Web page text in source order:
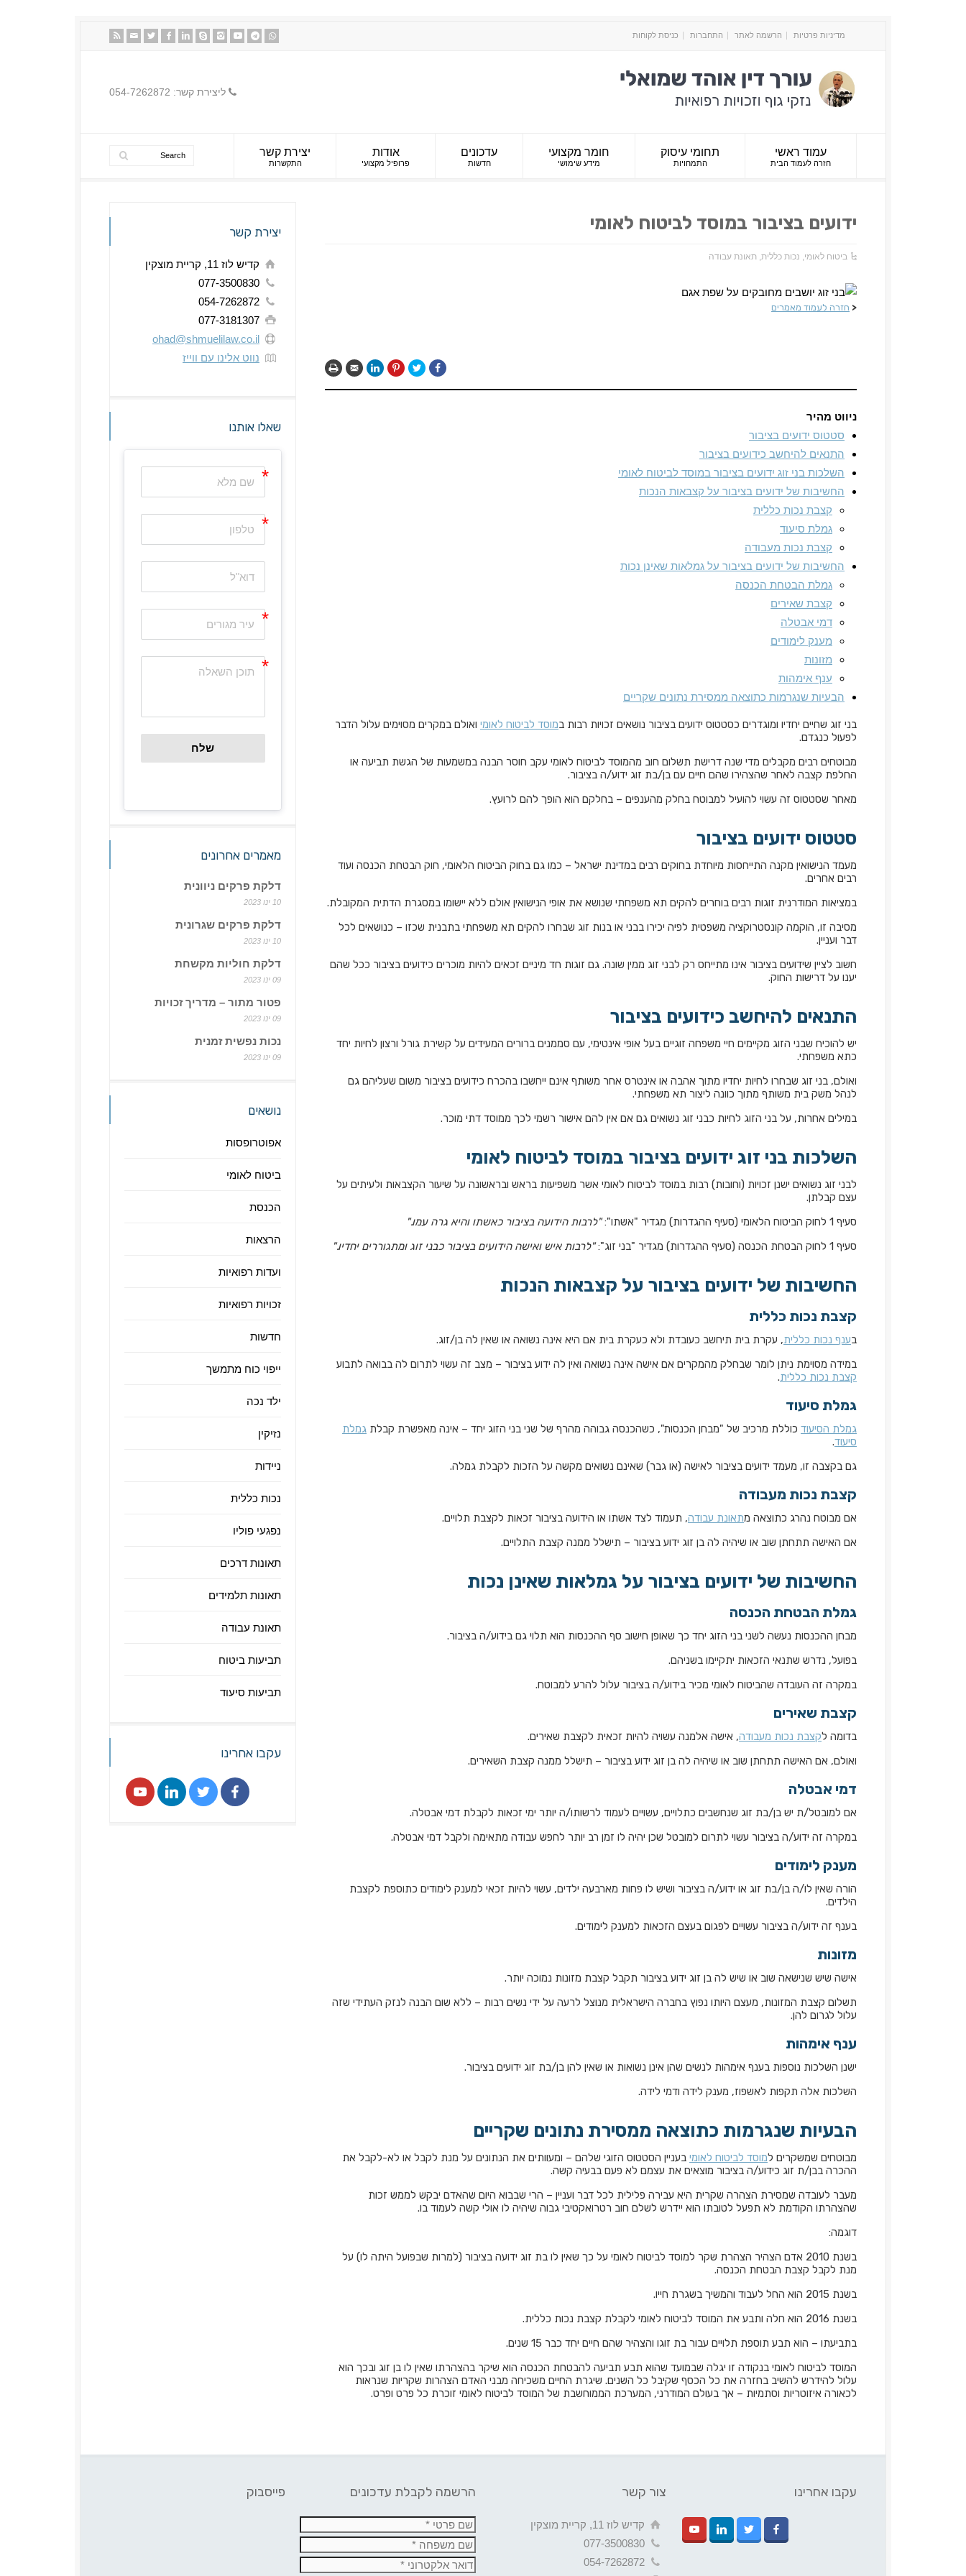
מדיניות פרטיות הרשמה לאתר התחברות כניסת לקוחות
ליצירת קשר: 054-7262872
עמוד ראשי
חזרה לעמוד הבית
תחומי עיסוק
התמחויות
חומר מקצועי
מידע שימושי
עדכונים
חדשות
אודות
פרופיל מקצועי
יצירת קשר
התקשרות
ידועים בציבור במוסד לביטוח לאומי
ביטוח לאומי, נכות כללית, תאונת עבודה
< חזרה לעמוד מאמרים
ניווט מהיר
סטטוס ידועים בציבור
התנאים להיחשב כידועים בציבור
השלכות בני זוג ידועים בציבור במוסד לביטוח לאומי
החשיבות של ידועים בציבור על קצבאות הנכות
קצבת נכות כללית
גמלת סיעוד
קצבת נכות מעבודה
החשיבות של ידועים בציבור על גמלאות שאינן נכות
גמלת הבטחת הכנסה
קצבת שאירים
דמי אבטלה
מענק לימודים
מזונות
ענף אימהות
הבעיות שנגרמות כתוצאה ממסירת נתונים שקריים
בני זוג שחיים יחדיו ומוגדרים כסטטוס ידועים בציבור נושאים זכויות רבות במוסד לביטוח לאומי ואולם במקרים מסוימים עלול הדבר
לפעול כנגדם.
מבוטחים רבים מקבלים מדי שנה דרישת תשלום חוב מהמוסד לביטוח לאומי עקב חוסר הבנה במשמעות של הגשת תביעה או
החלפת קצבה לאחר שהצהירו שהם חיים עם בן/בת זוג ידוע/ה בציבור.
מאחר שסטטוס זה עשוי להועיל למבוטח בחלק מהענפים – בחלקם הוא הופך להם לרועץ.
סטטוס ידועים בציבור
מעמד הנישואין מקנה התייחסות מיוחדת בחוקים רבים במדינת ישראל – כמו גם בחוק הביטוח הלאומי, חוק הבטחת הכנסה ועוד
רבים אחרים.
במציאות המודרנית זוגות רבים בוחרים להקים תא משפחתי שנושא את אופי הנישואין אולם ללא יישומו במסגרת הדתית המקובלת.
מסיבה זו, הוקמה קונסטרוקציה משפטית לפיה יכירו בבני או בנות זוג שבחרו להקים תא משפחתי בתבנית שכזו – כנושאים לכל
דבר ועניין.
חשוב לציין שידועים בציבור אינו מתייחס רק לבני זוג ממין שונה. גם זוגות חד מיניים זכאים להיות מוכרים כידועים בציבור ככל שהם
יענו על דרישות החוק.
התנאים להיחשב כידועים בציבור
יש להוכיח שבני הזוג מקיימים חיי משפחה זוגיים בעל אופי אינטימי, עם סממנים ברורים המעידים על קשירת גורל ורצון לחיות יחד
כתא משפחתי.
ואולם, בני זוג שבחרו לחיות יחדיו מתוך אהבה או אינטרס אחר משותף אינם ייחשבו בהכרח כידועים בציבור משום שעליהם גם
לנהל משק בית משותף מתוך כוונה ליצור תא משפחתי.
במילים אחרות, על בני הזוג לחיות כבני זוג נשואים גם אם אין להם אישור רשמי לכך ממוסד דתי מוכר.
השלכות בני זוג ידועים בציבור במוסד לביטוח לאומי
לבני זוג נשואים ישנן זכויות (וחובות) רבות במוסד לביטוח לאומי אשר משפיעות בראש ובראשונה על שיעור הקצבאות ולעיתים על
עצם קבלתן.
סעיף 1 לחוק הביטוח הלאומי (סעיף ההגדרות) מגדיר "אשתו":
"לרבות הידועה בציבור כאשתו והיא גרה עמו."
סעיף 1 לחוק הבטחת הכנסה (סעיף ההגדרות) מגדיר "בני זוג":
"לרבות איש ואישה הידועים בציבור כבני זוג ומתגוררים יחדיו.
"
החשיבות של ידועים בציבור על קצבאות הנכות
קצבת נכות כללית
בענף נכות כללית, עקרת בית תיחשב כעובדת ולא כעקרת בית אם היא אינה נשואה או שאין לה בן/זוג.
במידה מסוימת ניתן לומר שבחלק מהמקרים אם אישה אינה נשואה ואין לה ידוע בציבור – מצב זה עשוי לתרום לה בבואה לתבוע
קצבת נכות כללית.
גמלת סיעוד
גמלת הסיעוד כוללת מרכיב של "מבחן הכנסות", כשהכנסה גבוהה מהרף של שני בני הזוג יחד – אינה מאפשרת קבלת גמלת
סיעוד.
גם בקצבה זו, מעמד ידועים בציבור לאישה (או גבר) שאינם נשואים מקשה על הזכות לקבלת גמלה.
קצבת נכות מעבודה
אם מבוטח נהרג כתוצאה מתאונת עבודה, תעמוד לצד אשתו או הידועה בציבור זכאות לקצבת תלויים.
אם האישה תתחתן שוב או שיהיה לה בן זוג ידוע בציבור – תישלל ממנה קצבת התלויים.
החשיבות של ידועים בציבור על גמלאות שאינן נכות
גמלת הבטחת הכנסה
מבחן ההכנסות נעשה לשני בני הזוג יחד כך שאופן חישוב סף ההכנסות הוא תלוי גם בידוע/ה בציבור.
בפועל, נדרש שתנאי הזכאות יתקיימו בשניהם.
במקרה זה העובדה שהביטוח לאומי מכיר בידוע/ה בציבור עלול להרע למבוטח.
קצבת שאירים
בדומה לקצבת נכות מעבודה, אישה אלמנה עשויה להיות זכאית לקצבת שאירים.
ואולם, אם האישה תתחתן שוב או שיהיה לה בן זוג ידוע בציבור – תישלל ממנה קצבת השאירים.
דמי אבטלה
אם למובטל/ת יש בן/בת זוג שנחשבים כתלויים, עשויים לעמוד לרשותו/ה יותר ימי זכאות לקבלת דמי אבטלה.
במקרה זה ידוע/ה בציבור עשוי לתרום למובטל שכן יהיה לו זמן רב יותר לחפש עבודה מתאימה ולקבל דמי אבטלה.
מענק לימודים
הורה שאין לו/ה בן/בת זוג או ידוע/ה בציבור ושיש לו פחות מארבעה ילדים, עשוי להיות זכאי למענק לימודים כתוספת לקצבת
הילדים.
בענף זה ידוע/ה בציבור עשויים לפגום בעצם הזכאות למענק לימודים.
מזונות
אישה שיש שנישאה שוב או שיש לה בן זוג ידוע בציבור תקבל קצבת מזונות נמוכה יותר.
תשלום קצבת המזונות, מעצם היותו נפוץ בחברה הישראלית מנוצל לרעה על ידי נשים רבות – ללא שום הבנה לנזק העתידי שזה
עלול לגרום להן.
ענף אימהות
ישנן השלכות נוספות בענף אימהות לנשים שהן אינן נשואות או שאין להן בן/בת זוג ידועים בציבור.
השלכות אלה תקפות לאשפוז, מענק לידה ודמי לידה.
הבעיות שנגרמות כתוצאה ממסירת נתונים שקריים
מבוטחים שמשקרים למוסד לביטוח לאומי בעניין הסטטוס הזוגי שלהם – ומעוותים את הנתונים על מנת לקבל או לא-לקבל את
ההכרה בבן/ת זוג כידוע/ה בציבור מוצאים את עצמם לא פעם בבעיה קשה.
מעבר לעובדה שמסירת הצהרה שקרית היא עבירה פלילית לכל דבר ועניין – הרי שבבוא היום שהאדם יבקש לממש זכות
שהצהרתו הקודמת לא תפעל לטובתו הוא יידרש לשלם חוב רטרואקטיבי גבוה שיהיה לו אולי קשה לעמוד בו.
דוגמה:
בשנת 2010 אדם הצהיר הצהרת שקר למוסד לביטוח לאומי על כך שאין לו בת זוג ידועה בציבור (למרות שבפועל היתה לו) על
מנת לקבל קצבת הבטחת הכנסה.
בשנת 2015 הוא החל לעבוד והמשיך בשגרת חייו.
בשנת 2016 הוא חלה ותבע את המוסד לביטוח לאומי לקבלת קצבת נכות כללית.
בתביעתו – הוא תבע תוספת תלויים עבור בת זוגו והצהיר שהם חיים יחד כבר 15 שנים.
המוסד לביטוח לאומי בנקודה זו יגלה שבמועד שהוא תבע תביעה להבטחת הכנסה הוא שיקר בהצהרתו שאין לו בן זוג ובכך הוא
עלול להידרש להשיב בחזרה את כל הכסף שקיבל כל השנים. שיגרת החיים משכיחה מבני האדם הצהרות שקריות שנראות
לכאורה איזוטריות וסתמיות – אך בעולם המודרני, המערכת הממוחשבת של המוסד לביטוח לאומי זוכרת כל פרט ופרט.
יצירת קשר
קדיש לוז 11, קריית מוצקין
077-3500830
054-7262872
077-3181307
ohad@shmuelilaw.co.il
נווט אלינו עם ווייז
שאלו אותנו
שלח
מאמרים אחרונים
דלקת פרקים ניוונית
10 ינו 2023
דלקת פרקים שגרונית
10 ינו 2023
דלקת חוליות מקשחת
09 ינו 2023
פטור מתור – מדריך זכויות
09 ינו 2023
נכות נפשית זמנית
09 ינו 2023
נושאים
אפוטרופסות
ביטוח לאומי
הכנסת
הרצאות
ועדות רפואיות
זכויות רפואיות
חדשות
ייפוי כוח מתמשך
ילד נכה
נזיקין
ניידות
נכות כללית
נפגעי פוליו
תאונות דרכים
תאונות תלמידים
תאונת עבודה
תביעות ביטוח
תביעות סיעוד
עקבו אחרינו
עקבו אחרינו צור קשר
קדיש לוז 11, קריית מוצקין
077-3500830
054-7262872
הרשמה לקבלת עדכונים פייסבוק